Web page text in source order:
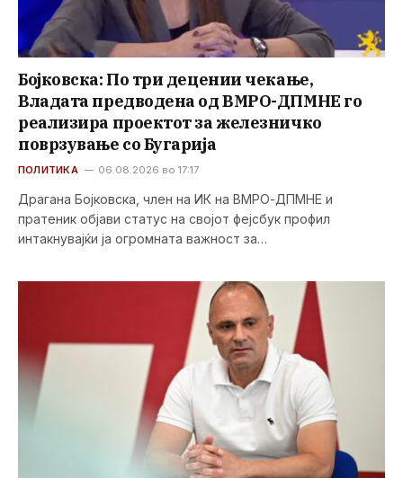
Бојковска: По три децении чекање,
Владата предводена од ВМРО-ДПМНЕ го
реализира проектот за железничко
поврзување со Бугарија
ПОЛИТИКА 06.08.2026 во 17:17
Драгана Бојковска, член на ИК на ВМРО-ДПМНЕ и
пратеник објави статус на својот фејсбук профил
интакнувајќи ја огромната важност за…